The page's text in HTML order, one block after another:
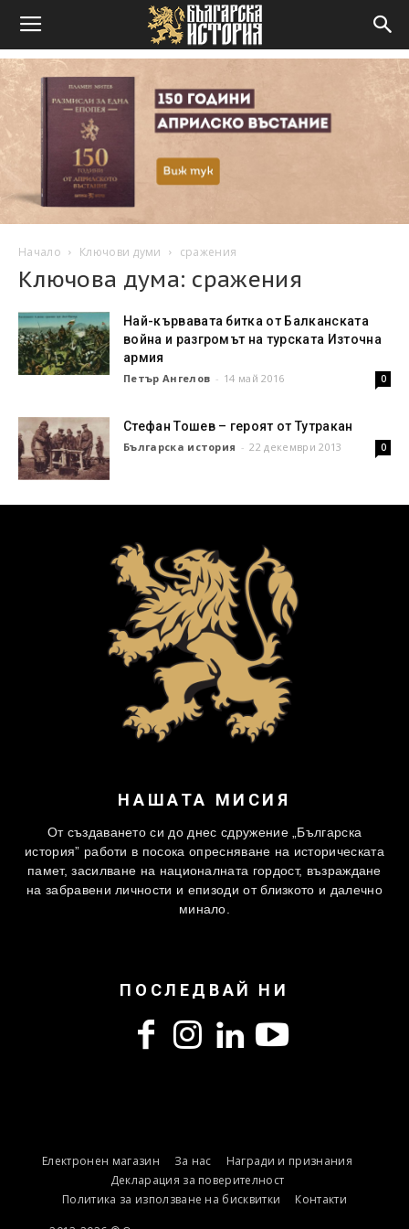
Начало Ключови думи сражения
Ключова дума: сражения
Най-кървавата битка от Балканската
война и разгромът на турската Източна
армия
Петър Ангелов - 14 май 2016 0
Стефан Тошев – героят от Тутракан
Българска история - 22 декември 2013 0
НАШАТА МИСИЯ
От създаването си до днес сдружение „Българска
история” работи в посока опресняване на историческата
памет, засилване на националната гордост, възраждане
на забравени личности и епизоди от близкото и далечно
минало.
ПОСЛЕДВАЙ НИ
Електронен магазин За нас
Награди и признания
Декларация за поверителност
Политика за използване на бисквитки
Контакти